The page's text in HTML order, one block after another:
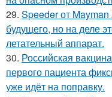
29. Speeder от
будущего, но на деле
летательный аппарат.
30. Российская
первого пациента
уже идёт на поправку.